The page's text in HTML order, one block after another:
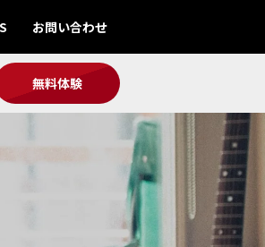
お問い合わせ
無料体験